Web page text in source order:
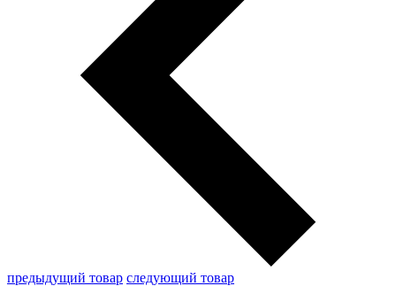
предыдущий товар следующий товар